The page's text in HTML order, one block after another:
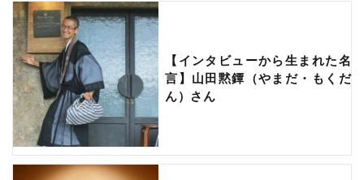
【インタビューから生まれた名
言】山田黙鐔（やまだ・もくだ
ん）さん